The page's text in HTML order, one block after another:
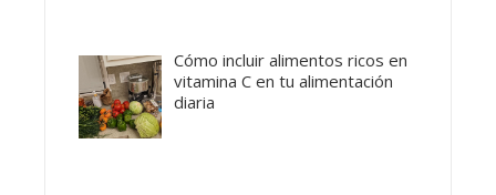
Cómo incluir alimentos ricos en
vitamina C en tu alimentación
diaria